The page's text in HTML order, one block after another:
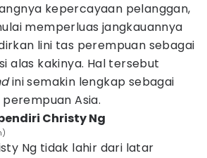
kepercayaan pelanggan,
memperluas jangkauannya
lini tas perempuan sebagai
alas kakinya. Hal tersebut
ini semakin lengkap sebagai
perempuan Asia.
Christy Ng
Ng tidak lahir dari latar